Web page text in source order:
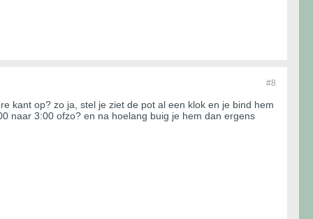
#8
kant op? zo ja, stel je ziet de pot al een klok en je bind hem
naar 3:00 ofzo? en na hoelang buig je hem dan ergens